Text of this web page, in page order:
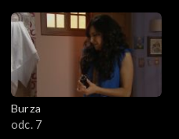
Burza
odc. 7